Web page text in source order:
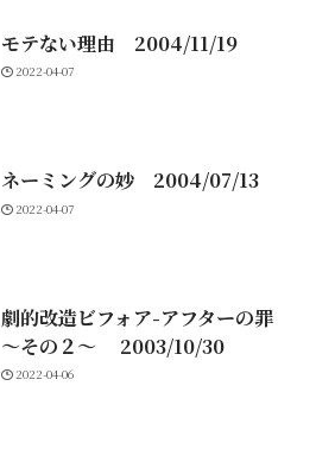
モテない理由 2004/11/19
2022-04-07
ネーミングの妙 2004/07/13
2022-04-07
劇的改造ビフォア-アフターの罪
～その２～ 2003/10/30
2022-04-06